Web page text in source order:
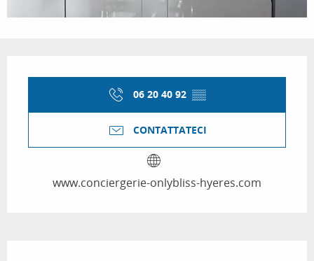
06 20 40 92 ▒▒
CONTATTATECI
www.conciergerie-onlybliss-hyeres.com